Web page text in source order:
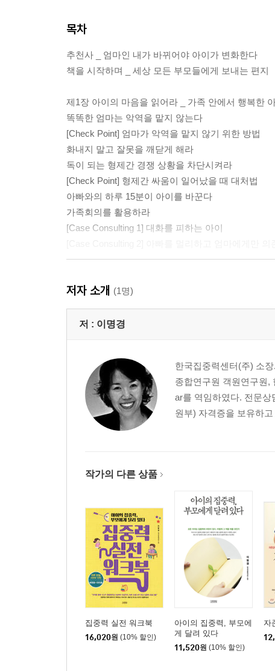
목차
추천사 _ 엄마인 내가 바뀌어야 아이가 변화한다
책을 시작하며 _ 세상 모든 부모들에게 보내는 편지
제1장 아이의 마음을 읽어라 _ 가족 안에서 행복한
똑똑한 엄마는 악역을 맡지 않는다
[Check Point] 엄마가 악역을 맡지 않기 위한 방법
화내지 말고 잘못을 깨닫게 해라
독이 되는 형제간 경쟁 상황을 차단시켜라
[Check Point] 형제간 싸움이 일어났을 때 대처법
아빠와의 하루 15분이 아이를 바꾼다
가족회의를 활용하라
[Case Consulting 1] 대화를 피하는 아이
엄마가 아니라 자신이 선택한 것을 따르도록 하라
‘내가 할 거야’를 인정하라
작은 역할에서부터 시작하라
아이와 함께 규칙을 만들어라
[Case Consulting 3] 아이가 거짓말로 책임을 모면하
제3장 아이의 말에 공감하라 _ 친구들 사이에서 인
야단을 치기 전에 아이의 감정을 먼저 읽어라
말 잘하는 아이를 원한다면 아이 말에 집중하라
[Check Point] 아이의 집중력을 높이는 대화법 5계명
[체크리스트] 나는 아이의 말에 얼마나 집중하고 있
[Case Consulting 4] 아이가 새 친구 사귀는 것을 힘들
[Case Consulting 5] 아이가 선생님께 야단을 맞고
[Case Consulting 6] 아이가 거친 행동을 할 때
[Check Point] 싸움을 피하는 기술
제4장 약이 되는 칭찬을 해라 _ 자존감 있는 아이로
타고난 기질을 인정하라
칭찬이라고 다 좋은 건 아니다
[Check Point] 좋은 칭찬과 나쁜 칭찬
저자 소개 (1명)
저 : 이명경
한국집중력센터(주) 소
종합연구원 객원연구원,
ar를 역임하였다. 전문
원부) 자격증을 보유하
작가의 다른 상품
집중력 실전 워크북
16,020원 (10% 할인)
아이의 집중력, 부모에
게 달려 있다
11,520원 (10% 할인)
자